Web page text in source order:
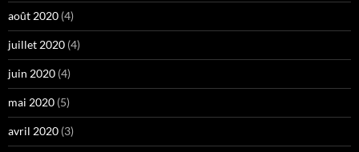
août 2020 (4)
juillet 2020 (4)
juin 2020 (4)
mai 2020 (5)
avril 2020 (3)